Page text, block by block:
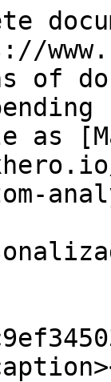
of
as